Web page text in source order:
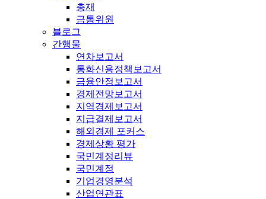
총재
금통위원
블로그
간행물
연차보고서
통화신용정책보고서
금융안정보고서
경제전망보고서
지역경제보고서
지급결제보고서
해외경제 포커스
경제상황 평가
국민계정리뷰
국민계정
기업경영분석
산업연관표